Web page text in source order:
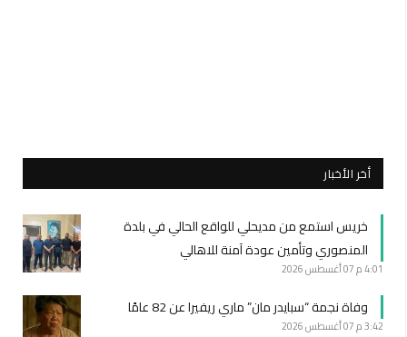
أخر الأخبار
خريس استمع من مديحلي للواقع الحالي في بلدة
المنصوري وتأمين عودة آمنة للاهالي
4:01 م 07 أغسطس 2026
وفاة نجمة “سبايدر مان” ماري ريفيرا عن 82 عامًا
3:42 م 07 أغسطس 2026